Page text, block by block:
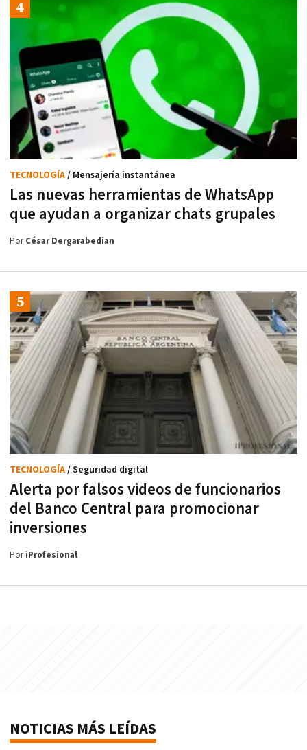
Las nuevas herramientas de WhatsApp
que ayudan a organizar chats grupales
TECNOLOGÍA/ Mensajería instantánea
PorCésar Dergarabedian
Alerta por falsos videos de funcionarios
del Banco Central para promocionar
inversiones
TECNOLOGÍA/ Seguridad digital
PoriProfesional
NOTICIAS MÁS LEÍDAS